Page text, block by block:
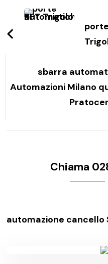
Navigazione
articoli
sbarra
Automazioni Milano
Chiama
automazione cancello